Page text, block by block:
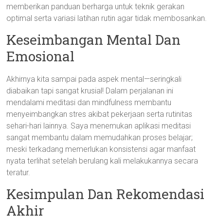
memberikan panduan berharga untuk teknik gerakan
optimal serta variasi latihan rutin agar tidak membosankan.
Keseimbangan Mental Dan
Emosional
Akhirnya kita sampai pada aspek mental—seringkali
diabaikan tapi sangat krusial! Dalam perjalanan ini
mendalami meditasi dan mindfulness membantu
menyeimbangkan stres akibat pekerjaan serta rutinitas
sehari-hari lainnya. Saya menemukan aplikasi meditasi
sangat membantu dalam memudahkan proses belajar;
meski terkadang memerlukan konsistensi agar manfaat
nyata terlihat setelah berulang kali melakukannya secara
teratur.
Kesimpulan Dan Rekomendasi
Akhir